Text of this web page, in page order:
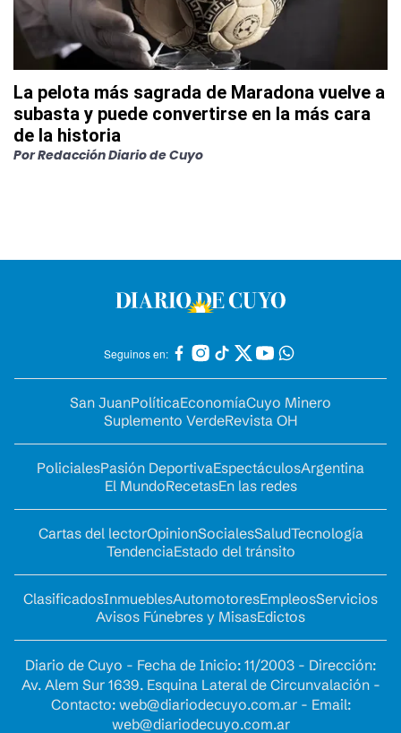
La pelota más sagrada de Maradona vuelve a
subasta y puede convertirse en la más cara
de la historia
PorRedacción Diario de Cuyo
Seguinos en:
San JuanPolíticaEconomíaCuyo Minero
Suplemento VerdeRevista OH
PolicialesPasión DeportivaEspectáculosArgentina
El MundoRecetasEn las redes
Cartas del lectorOpinionSocialesSaludTecnología
TendenciaEstado del tránsito
ClasificadosInmueblesAutomotoresEmpleosServicios
Avisos Fúnebres y MisasEdictos
Diario de Cuyo - Fecha de Inicio: 11/2003 - Dirección:
Av. Alem Sur 1639. Esquina Lateral de Circunvalación -
Contacto: web@diariodecuyo.com.ar- Email:
web@diariodecuyo.com.ar